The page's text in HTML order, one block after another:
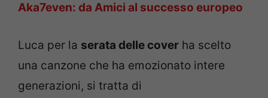
Aka7even: da Amici al successo europeo
Luca per la serata delle cover ha scelto
una canzone che ha emozionato intere
generazioni, si tratta di